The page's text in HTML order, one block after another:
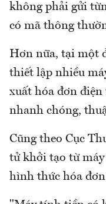
không phải gửi
có mã thông
Hơn nữa, tại một
thiết lập nhiều
xuất hóa đơn
nhanh chóng,
Cũng theo Cục
tử khởi tạo từ
hình thức hóa